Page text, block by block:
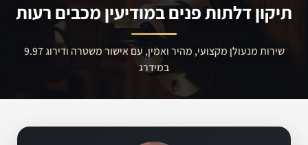
לוד
רמלה
תיקון דלתות פנים במודיעין מכבים רעות
שירות מנעולן מקצועי, מהיר ואמין, עם אישור משטרה ודירוג 9.97
במידרג